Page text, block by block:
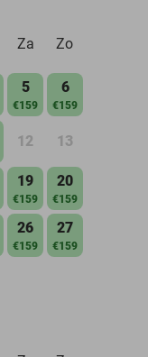
Za Zo
5
€159
6
€159
12 13
19
€159
20
€159
26
€159
27
€159